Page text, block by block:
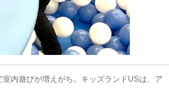
内遊びが増えがち。キッズランドUSは、ア